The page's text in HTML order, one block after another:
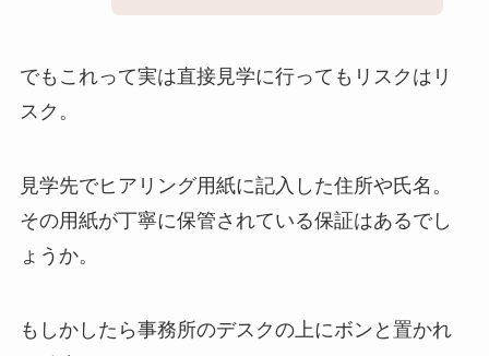
でもこれって実は直接見学に行ってもリスクはリ
スク。
見学先でヒアリング用紙に記入した住所や氏名。
その用紙が丁寧に保管されている保証はあるでし
ょうか。
もしかしたら事務所のデスクの上にボンと置かれ